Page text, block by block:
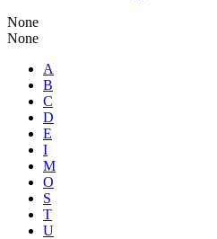
None
None
A
B
C
D
E
I
M
O
S
T
U